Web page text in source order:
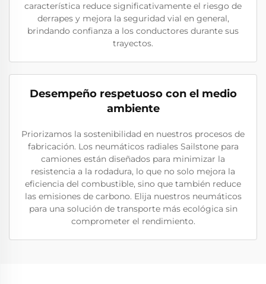
característica reduce significativamente el riesgo de
derrapes y mejora la seguridad vial en general,
brindando confianza a los conductores durante sus
trayectos.
Desempeño respetuoso con el medio
ambiente
Priorizamos la sostenibilidad en nuestros procesos de
fabricación. Los neumáticos radiales Sailstone para
camiones están diseñados para minimizar la
resistencia a la rodadura, lo que no solo mejora la
eficiencia del combustible, sino que también reduce
las emisiones de carbono. Elija nuestros neumáticos
para una solución de transporte más ecológica sin
comprometer el rendimiento.